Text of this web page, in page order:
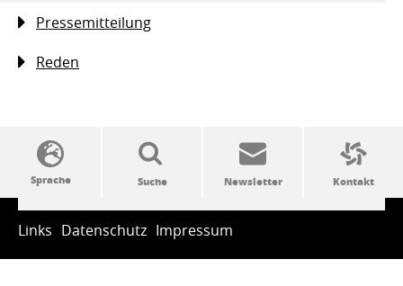
Pressemitteilung
Reden
SSW-Politik von A bis Z
Links Datenschutz Impressum